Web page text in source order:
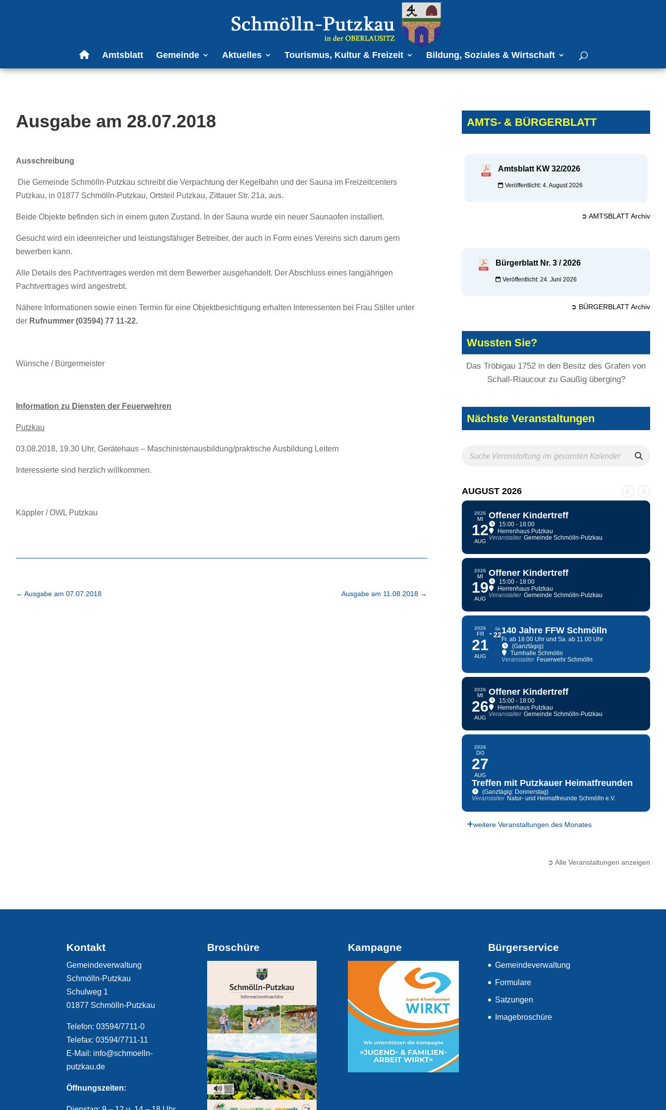
Amtsblatt Gemeinde Aktuelles Tourismus, Kultur & Freizeit Bildung, Soziales & Wirtschaft
Ausgabe am 28.07.2018
Ausschreibung
Die Gemeinde Schmölln-Putzkau schreibt die Verpachtung der Kegelbahn und der Sauna im Freizeitcenters
Putzkau, in 01877 Schmölln-Putzkau, Ortsteil Putzkau, Zittauer Str. 21a, aus.
Beide Objekte befinden sich in einem guten Zustand. In der Sauna wurde ein neuer Saunaofen installiert.
Gesucht wird ein ideenreicher und leistungsfähiger Betreiber, der auch in Form eines Vereins sich darum gern
bewerben kann.
Alle Details des Pachtvertrages werden mit dem Bewerber ausgehandelt. Der Abschluss eines langjährigen
Pachtvertrages wird angestrebt.
Nähere Informationen sowie einen Termin für eine Objektbesichtigung erhalten Interessenten bei Frau Stiller unter
der Rufnummer (03594) 77 11-22.
Wünsche / Bürgermeister
Information zu Diensten der Feuerwehren
Putzkau
03.08.2018, 19.30 Uhr, Gerätehaus – Maschinistenausbildung/praktische Ausbildung Leitern
Interessierte sind herzlich willkommen.
Käppler / OWL Putzkau
← Ausgabe am 07.07.2018 Ausgabe am 11.08.2018→
AMTS- & BÜRGERBLATT
Amtsblatt KW 32/2026
Veröffentlicht: 4. August 2026
➲ AMTSBLATT Archiv
Bürgerblatt Nr. 3 / 2026
Veröffentlicht: 24. Juni 2026
➲ BÜRGERBLATT Archiv
Wussten Sie?
Das Tröbigau 1752 in den Besitz des Grafen von
Schall-Riaucour zu Gaußig überging?
Nächste Veranstaltungen
AUGUST 2026
2026
MI
12
AUG
Offener Kindertreff
15:00 - 18:00
Herrenhaus Putzkau
Veranstalter Gemeinde Schmölln-Putzkau
2026
MI
19
AUG
Offener Kindertreff
15:00 - 18:00
Herrenhaus Putzkau
Veranstalter Gemeinde Schmölln-Putzkau
2026
FR
21
AUG
SA
22140 Jahre FFW Schmölln
Fr. ab 18.00 Uhr und Sa. ab 11.00 Uhr
(Ganztägig)
Turnhalle Schmölln
Veranstalter Feuerwehr Schmölln
2026
MI
26
AUG
Offener Kindertreff
15:00 - 18:00
Herrenhaus Putzkau
Veranstalter Gemeinde Schmölln-Putzkau
2026
DO
27
AUG
Treffen mit Putzkauer Heimatfreunden
(Ganztägig: Donnerstag)
Veranstalter Natur- und Heimatfreunde Schmölln e.V.
weitere Veranstaltungen des Monates
➲ Alle Veranstaltungen anzeigen
Kontakt
Gemeindeverwaltung
Schmölln-Putzkau
Schulweg 1
01877 Schmölln-Putzkau
Telefon: 03594/7711-0
Telefax: 03594/7711-11
E-Mail: info@schmoelln-
putzkau.de
Öffnungszeiten:
Broschüre Kampagne Bürgerservice
Gemeindeverwaltung
Formulare
Satzungen
Imagebroschüre